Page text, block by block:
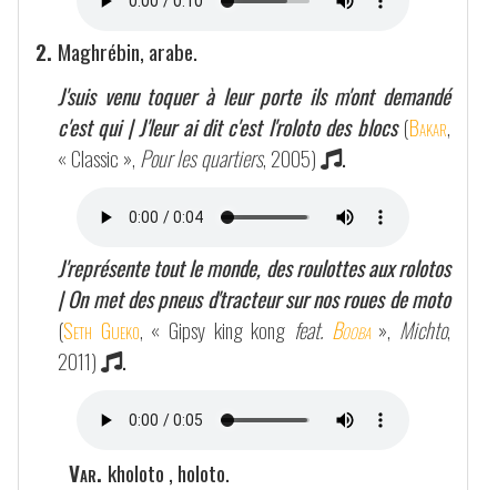
2. Maghrébin, arabe.
J'suis venu toquer à leur porte ils m'ont demandé
c'est qui | J'leur ai dit c'est l'roloto des blocs (Bakar,
« Classic », Pour les quartiers, 2005) .
J'représente tout le monde, des roulottes aux rolotos
| On met des pneus d'tracteur sur nos roues de moto
(Seth Gueko, « Gipsy king kong feat. Booba», Michto,
2011)
.
Var. kholoto , holoto.